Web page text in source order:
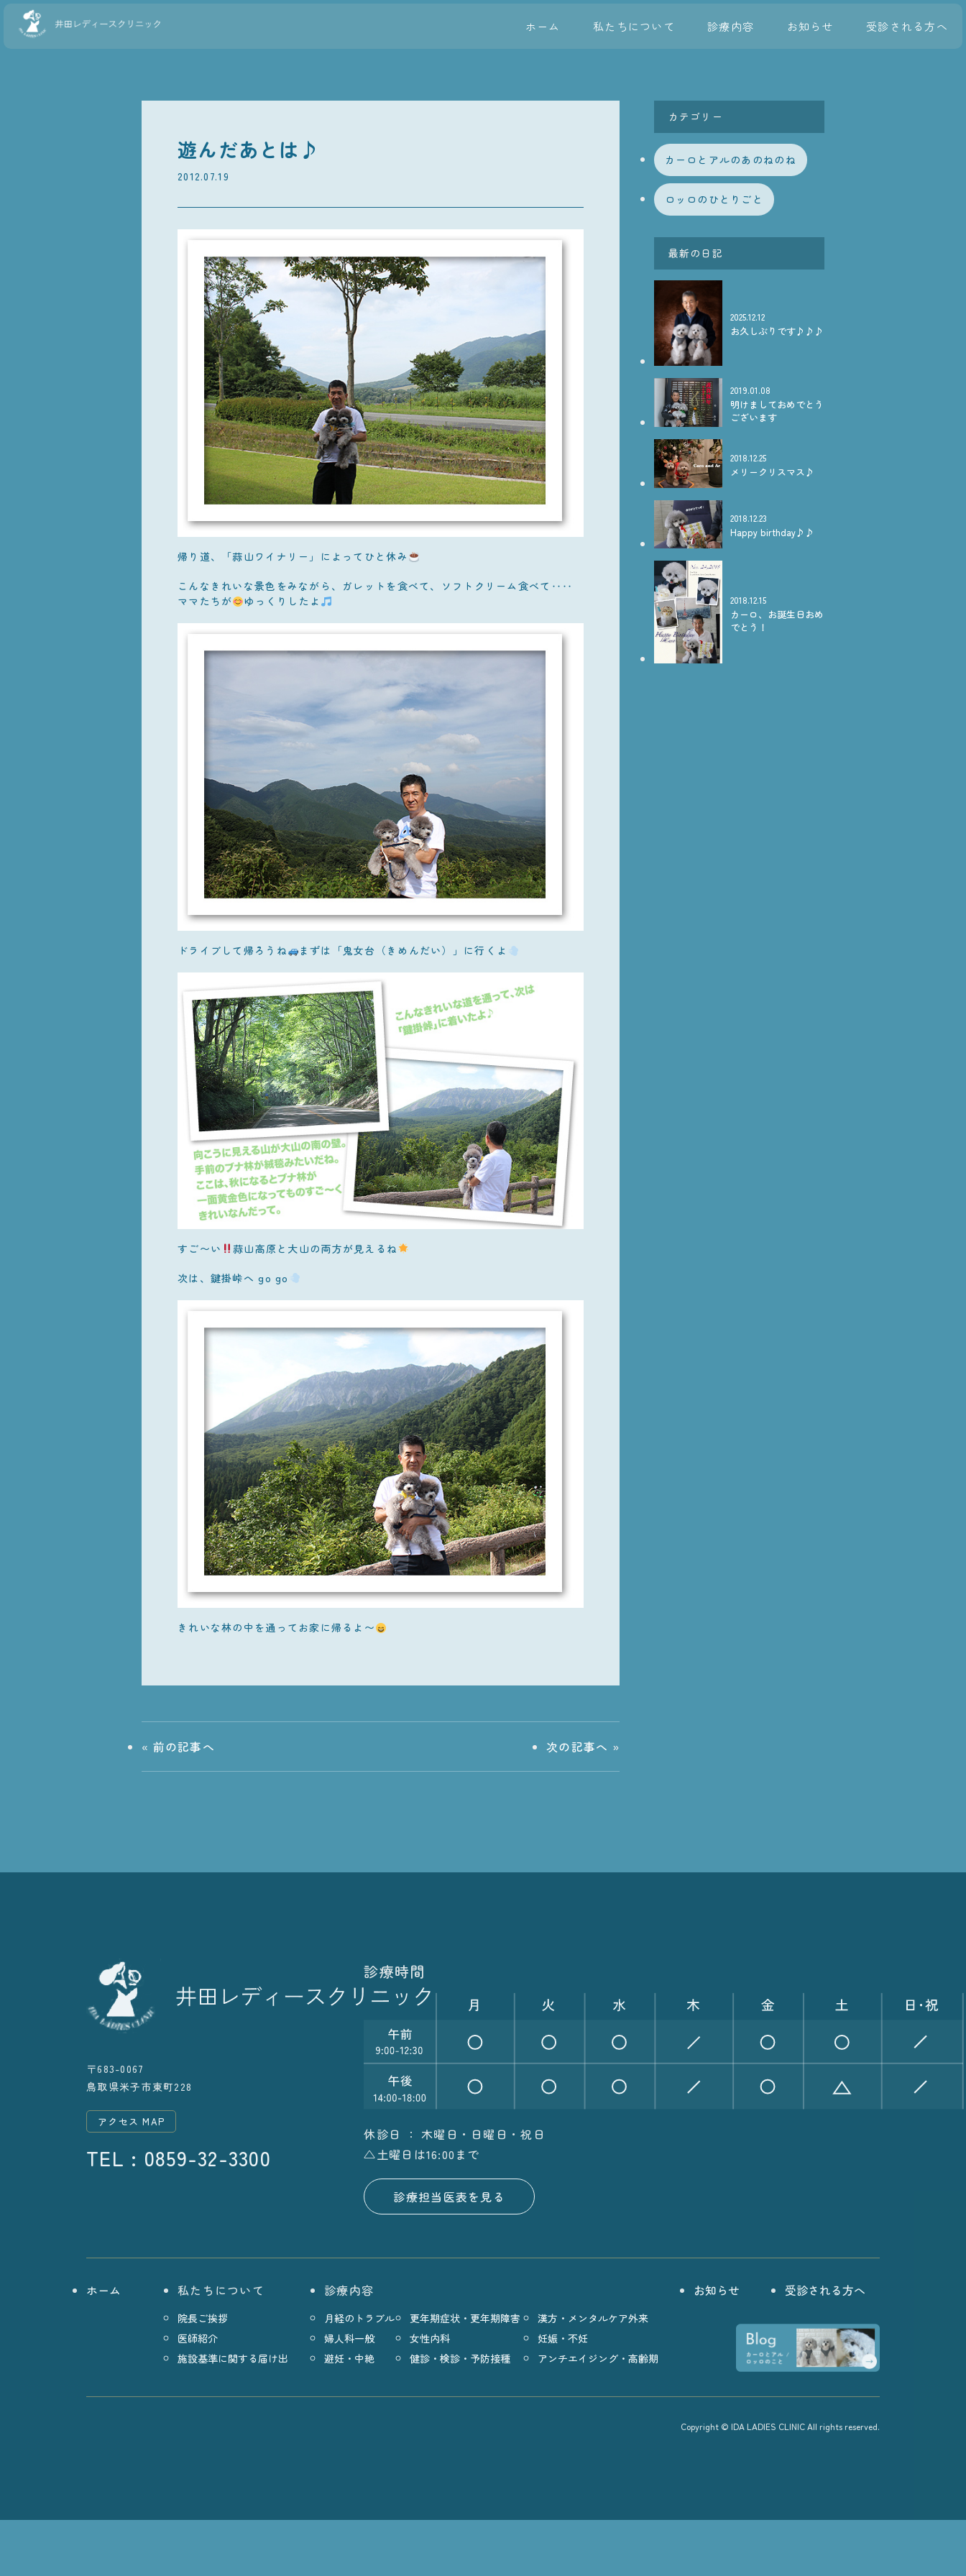
ホーム 私たちについて 診療内容 お知らせ 受診される方へ
遊んだあとは♪
2012.07.19
帰り道、「蒜山ワイナリー」によってひと休み
こんなきれいな景色をみながら、ガレットを食べて、ソフトクリーム食べて‥‥
ママたちが
ゆっくりしたよ
ドライブして帰ろうね まずは「鬼女台（きめんだい）」に行くよ
すご〜い 蒜山高原と大山の両方が見えるね
次は、鍵掛峠へ go go
きれいな林の中を通ってお家に帰るよ〜
« 前の記事へ 次の記事へ »
カテゴリー
カーロとアルのあのねのね
ロッロのひとりごと
最新の日記
2025.12.12
お久しぶりです♪♪♪
2019.01.08
明けましておめでとう
ございます
2018.12.25
メリークリスマス♪
2018.12.23
Happy birthday♪♪
2018.12.15
カーロ、お誕生日おめ
でとう！
〒683-0067
鳥取県米子市東町228
アクセス MAP
TEL : 0859-32-3300
診療時間
休診日 ： 木曜日・日曜日・祝日
△土曜日は16:00まで
診療担当医表を見る
ホーム 私たちについて
院長ご挨拶
医師紹介
施設基準に関する届け出
診療内容
月経のトラブル 更年期症状・更年期障害
漢方・メンタルケア外来
婦人科一般
女性内科
妊娠・不妊
避妊・中絶
健診・検診・予防接種 アンチエイジング・高齢期
お知らせ 受診される方へ
Copyright © IDA LADIES CLINIC All rights reserved.